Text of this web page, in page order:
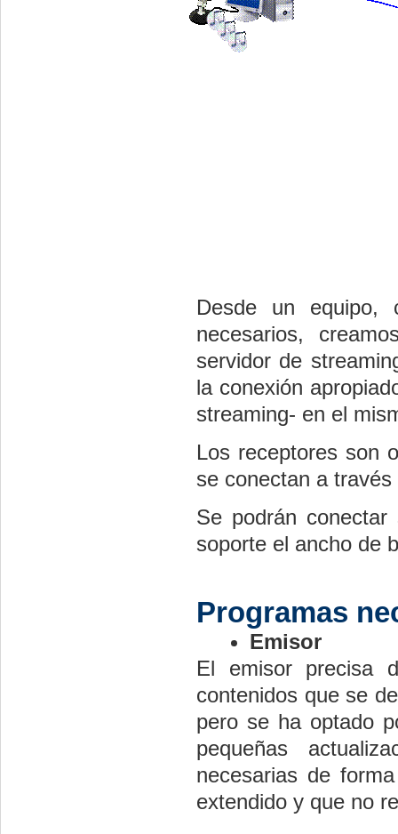
Desde un equipo,
necesarios,
servidor de
la conexión
streaming- en el
Los receptores son
se conectan a
Se podrán conectar
soporte el ancho de
Programas
Emisor
El emisor precisa
contenidos que se
pero se ha optado
pequeñas
necesarias de
extendido y que no